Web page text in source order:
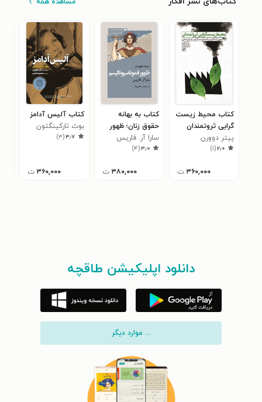
مشاهده همه
کتاب محیط زیست
گرایی ثروتمندان
پیتر دوورن
۲٫۰(۱)
۳۶۰,۰۰۰ ت
کتاب به بهانه
حقوق زنان؛ ظهور
فموناسیونالیسم
سارا آر. فاریس
۳٫۰(۴)
۳۸۰,۰۰۰ ت
کتاب آلیس آدامز
بوث تارکینگتون
۳٫۷(۳)
۳۶۰,۰۰۰ ت
دانلود اپلیکیشن طاقچه
... موارد دیگر